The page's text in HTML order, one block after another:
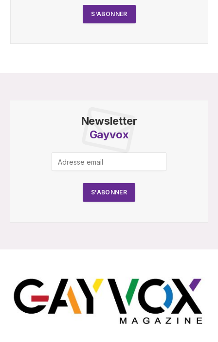
Newsletter
Gayvox